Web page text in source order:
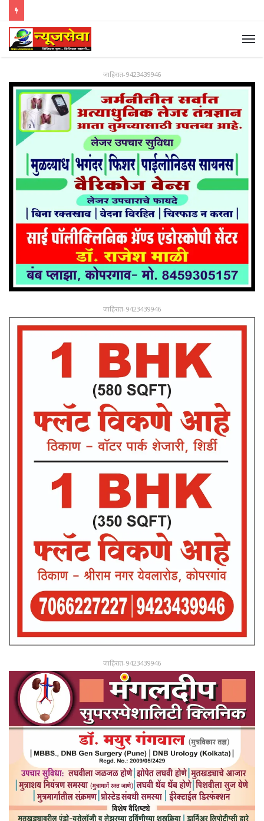
जाहिरात-9423439946
जाहिरात-9423439946
जाहिरात-9423439946